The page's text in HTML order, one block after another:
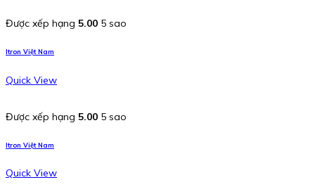
Được xếp hạng 5.00 5 sao
Itron Việt Nam
Quick View
Được xếp hạng 5.00 5 sao
Itron Việt Nam
Quick View